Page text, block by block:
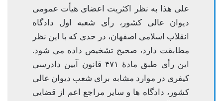
علی هذا به نظر اکثریت اعضای هیأت عمومی
دیوان عالی کشور، رأی شعبه اول دادگاه
انقلاب اسلامی اصفهان، در حدی که با این نظر
مطابقت دارد، صحیح تشخیص داده می شود.
این رأی طبق مادۀ ۴۷۱ قانون آیین دادرسی
کیفری در موارد مشابه برای شعب دیوان عالی
کشور، دادگاه ها و سایر مراجع اعم از قضایی